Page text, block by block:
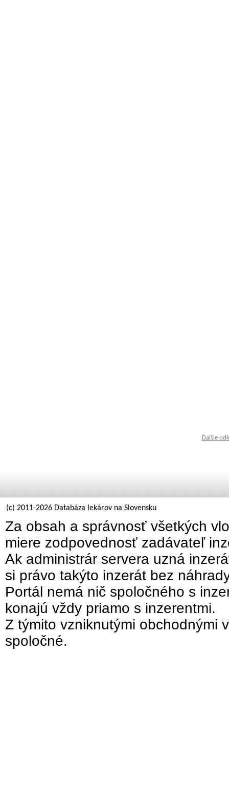
Ďalšie
(c) 2011-2026 Databáza lekárov na Slovensku
Za obsah a správnosť všetkých
miere zodpovednosť zadávateľ
Ak administrár servera uzná
si právo takýto inzerát bez
Portál nemá nič spoločného s
konajú vždy priamo s inzerentmi.
Z týmito vzniknutými obchodnými
spoločné.